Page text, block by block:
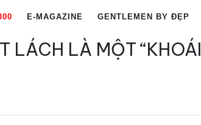
E-MAGAZINE GENTLEMEN BY ĐẸP
LÁCH LÀ MỘT “KHOÁI